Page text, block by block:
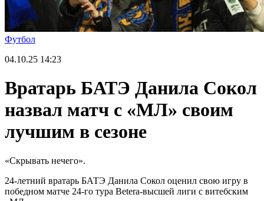
Футбол
04.10.25 14:23
Вратарь БАТЭ Данила Сокол
назвал матч с «МЛ» своим
лучшим в сезоне
«Скрывать нечего».
24-летний вратарь БАТЭ Данила Сокол оценил свою игру в
победном матче 24-го тура Betera-высшей лиги с витебским